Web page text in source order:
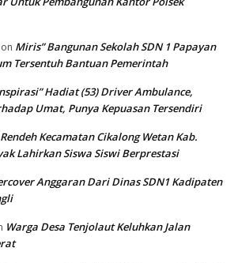
on Miris” Bangunan Sekolah SDN 1 Papayan
Tersentuh Bantuan Pemerintah
Hadiat (53) Driver Ambulance,
Umat, Punya Kepuasan Tersendiri
Kecamatan Cikalong Wetan Kab.
Lahirkan Siswa Siswi Berprestasi
Anggaran Dari Dinas SDN1 Kadipaten
Warga Desa Tenjolaut Keluhkan Jalan